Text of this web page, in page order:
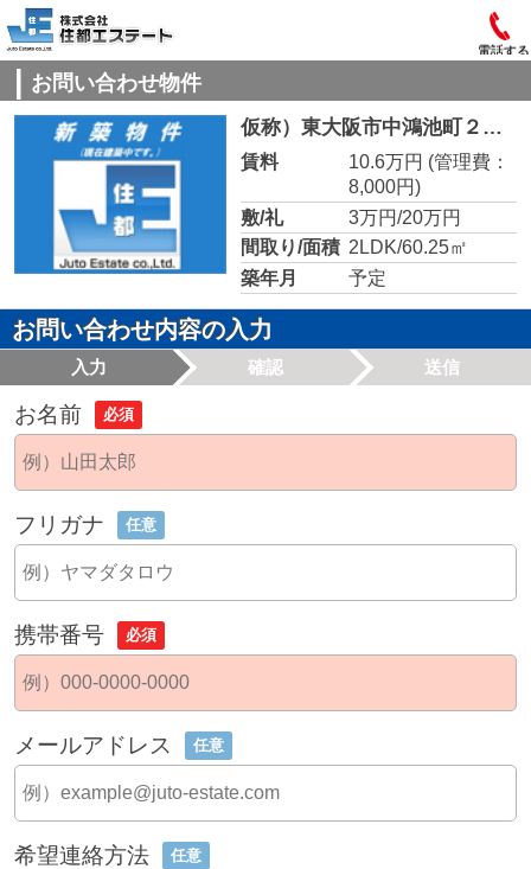
電話する
お問い合わせ物件
仮称）東大阪市中鴻池町２丁目計画
賃料 10.6万円 (管理費：
8,000円)
敷/礼
3万円/20万円
間取り/面積 2LDK/60.25㎡
築年月
予定
お問い合わせ内容の入力
入力 確認 送信
お名前 必須
フリガナ 任意
携帯番号 必須
メールアドレス 任意
希望連絡方法 任意